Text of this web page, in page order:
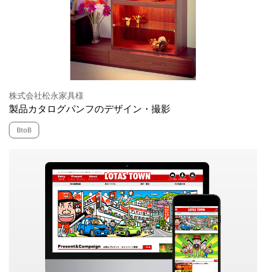
株式会社松永家具様
製品カタログパンフのデザイン・撮影
BtoB